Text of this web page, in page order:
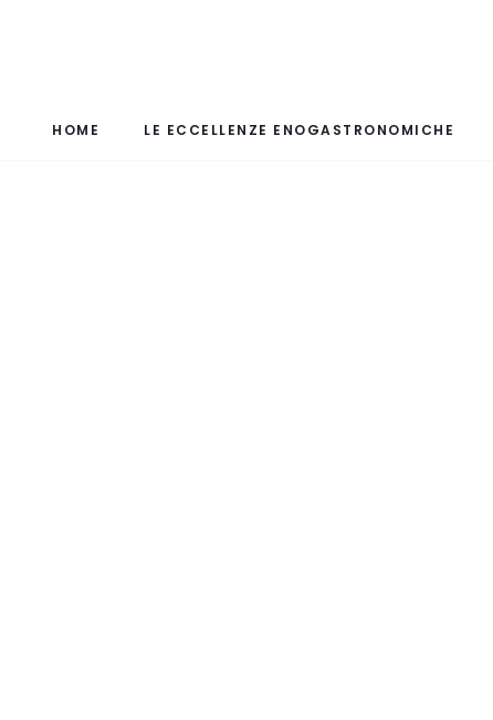
HOME LE ECCELLENZE ENOGASTRONOMICHE